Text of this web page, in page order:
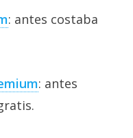
: antes costaba
: antes